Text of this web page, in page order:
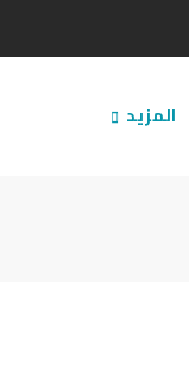
المزيد